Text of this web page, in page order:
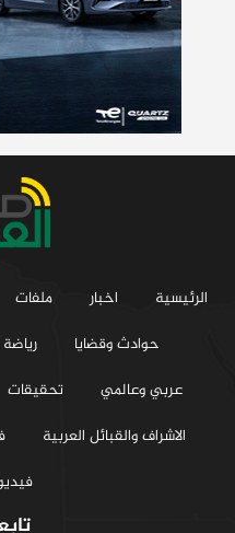
الرئيسية اخبار ملفات
حوادث وقضايا
رياضة
عربي وعالمي
تحقيقات
الاشراف والقبائل العربية